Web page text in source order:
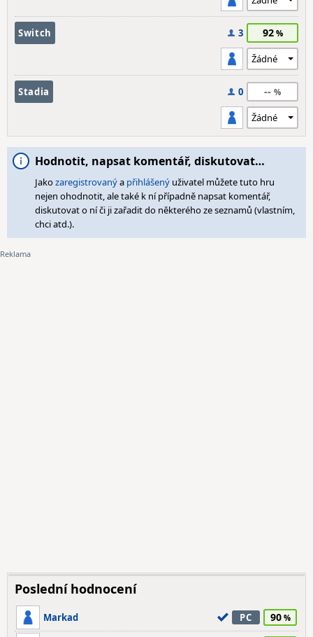
Switch 3 92
Stadia 0 --
Hodnotit, napsat komentář, diskutovat…
Jakozaregistrovanýa přihlášený uživatel můžete tuto hru
nejen ohodnotit, ale také k ní případně napsat komentář,
diskutovat o ní či ji zařadit do některého ze seznamů (vlastním,
chci atd.).
Poslední hodnocení
Markad PC 90